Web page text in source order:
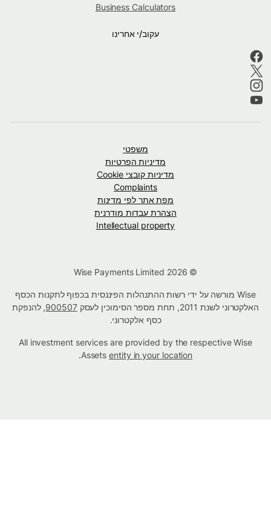
Business Calculators
עקוב/י אחרינו
משפטי
מדיניות הפרטיות
מדיניות קובצי Cookie
Complaints
מפת אתר לפי מדינות
הצהרת עבדות מודרנית
Intellectual property
Wise מורשה על ידי רשות ההתנהלות הפיננסית בכפוף לתקנות הכסף
האלקטרוני לשנת 2011, תחת מספר הסימוכין לעסק
900507, להנפקת
כסף אלקטרוני.
All investment services are provided by the respective Wise
Assetsentity in your location
.